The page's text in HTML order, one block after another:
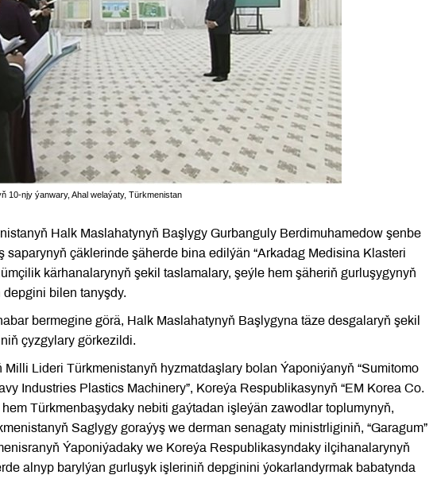
10-njy ýanwary, Ahal welaýaty, Türkmenistan
Halk Maslahatynyň Başlygy Gurbanguly Berdimuhamedow şenbe
saparynyň çäklerinde şäherde bina edilýän “Arkadag Medisina Klasteri
kärhanalarynyň şekil taslamalary, şeýle hem şäheriň gurluşygynyň
bilen tanyşdy.
bermegine görä, Halk Maslahatynyň Başlygyna täze desgalaryň şekil
çyzgylary görkezildi.
Lideri Türkmenistanyň hyzmatdaşlary bolan Ýaponiýanyň “Sumitomo
Industries Plastics Machinery”, Koreýa Respublikasynyň “EM Korea Co.
hem Türkmenbaşydaky nebiti gaýtadan işleýän zawodlar toplumynyň,
Saglygy goraýyş we derman senagaty ministrliginiň, “Garagum”
Ýaponiýadaky we Koreýa Respublikasyndaky ilçihanalarynyň
alnyp barylýan gurluşyk işleriniň depginini ýokarlandyrmak babatynda